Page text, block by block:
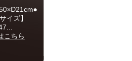
イズ】
こちら